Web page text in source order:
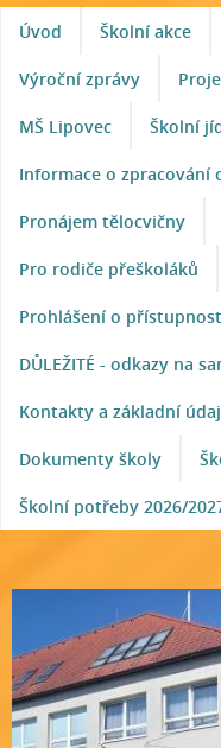
Úvod Školní akce
Výroční zprávy
MŠ Lipovec Školní
Informace o zpracování
Pronájem tělocvičny
Pro rodiče přeškoláků
Prohlášení o
DŮLEŽITÉ - odkazy na
Kontakty a základní
Dokumenty školy
Školní potřeby 2026/